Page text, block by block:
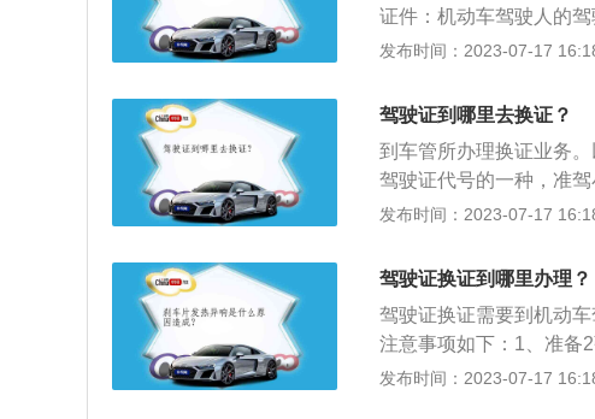
证件：机动车驾驶人的
彩色照片三张。3、身体
管部门指定的专门医疗机
发布时间：2023-07-17
驾驶证到哪里去换证？
到车管所办理换证业务
驾驶证代号的一种，准
小、微型专项作业车等
道路驾驶、安全文明驾
和使用规定》，C1驾驶
车；轻、小、微型专项
项标准要求，C1证不能
米。
发布时间：2023-07-17
驾驶证换证到哪里办理？
驾驶证换证需要到机动
注意事项如下：1、准备
上方，另一张换新证时
发布时间：2023-07-17